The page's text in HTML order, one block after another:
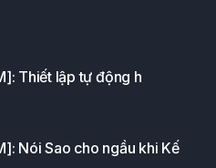
Thiết lập tự động h
Nói Sao cho ngầu khi Kế